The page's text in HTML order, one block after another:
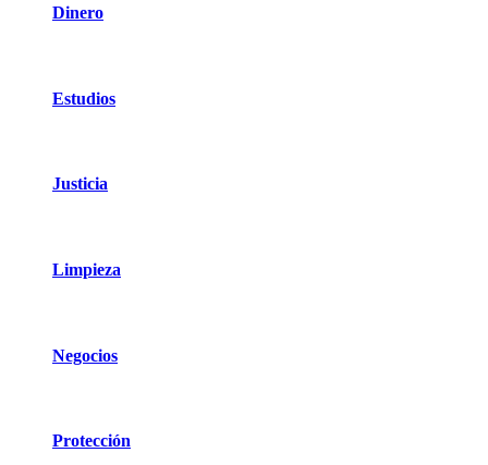
Dinero
Estudios
Justicia
Limpieza
Negocios
Protección